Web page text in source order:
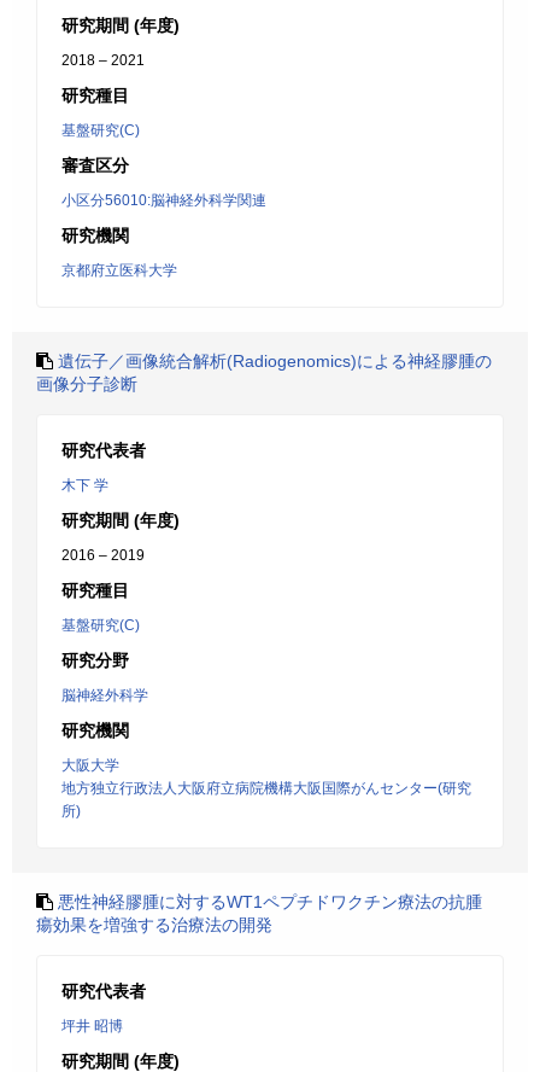
研究期間 (年度)
2018 – 2021
研究種目
基盤研究(C)
審査区分
小区分56010:脳神経外科学関連
研究機関
京都府立医科大学
遺伝子／画像統合解析(Radiogenomics)による神経膠腫の
画像分子診断
研究代表者
木下 学
研究期間 (年度)
2016 – 2019
研究種目
基盤研究(C)
研究分野
脳神経外科学
研究機関
大阪大学
地方独立行政法人大阪府立病院機構大阪国際がんセンター(研究
所)
悪性神経膠腫に対するWT1ペプチドワクチン療法の抗腫
瘍効果を増強する治療法の開発
研究代表者
坪井 昭博
研究期間 (年度)